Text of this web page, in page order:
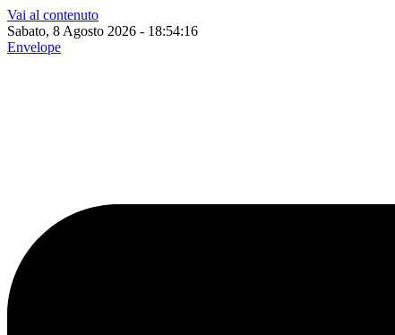
Vai al contenuto
Sabato, 8 Agosto 2026 - 18:54:17
Envelope